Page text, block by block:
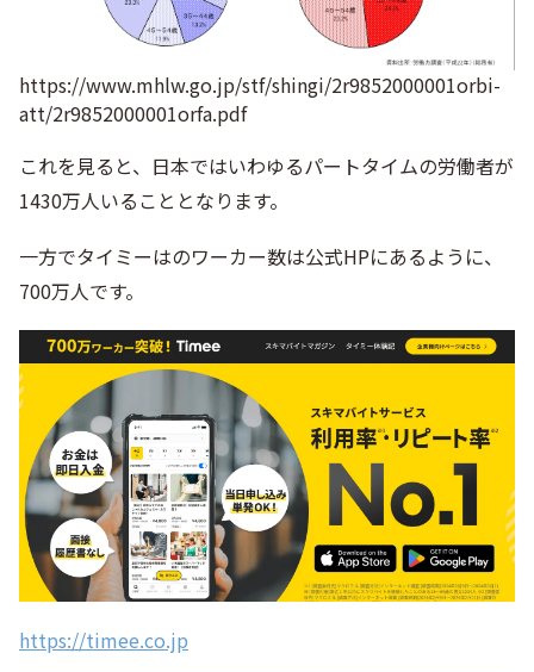
https://www.mhlw.go.jp/stf/shingi/2r9852000001orbi-
att/2r9852000001orfa.pdf
これを見ると、日本ではいわゆるパートタイムの労働者が
1430万人いることとなります。
一方でタイミーはのワーカー数は公式HPにあるように、
700万人です。
https://timee.co.jp